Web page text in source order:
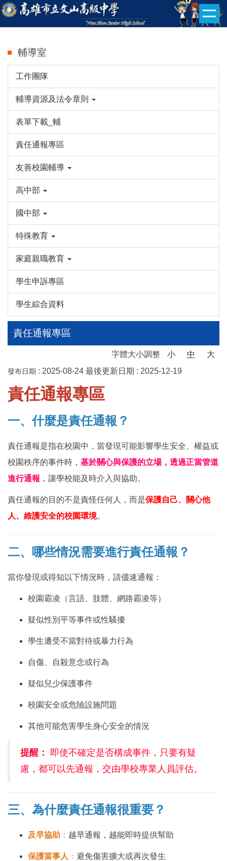
跳
到
內
輔導室
工作團隊
輔導資源及法令章則
表單下載_輔
責任通報專區
友善校園輔導
高中部
國中部
特殊教育
家庭親職教育
學生申訴專區
學生綜合資料
責任通報專區
字體大小調整 小 中 大
發布日期 : 2025-08-24 最後更新日期 : 2025-12-19
責任通報專區
一、什麼是責任通報？
責任通報是指在校園中，當發現可能影響學生安全、權益或
校園秩序的事件時， 基於關心與保護的立場，透過正當管道
進行通報 ，讓學校能及時介入與協助。
責任通報的目的不是責怪任何人，而是保護自己、關心他
人、維護安全的校園環境。
二、哪些情況需要進行責任通報？
當你發現或得知以下情況時，請儘速通報：
校園霸凌（言語、肢體、網路霸凌等）
疑似性別平等事件或性騷擾
學生遭受不當對待或暴力行為
自傷、自殺意念或行為
疑似兒少保護事件
校園安全或危險設施問題
其他可能危害學生身心安全的情況
提醒：
即使不確定是否構成事件，只要有疑
慮，都可以先通報，交由學校專業人員評估。
三、為什麼責任通報很重要？
及早協助 ： 越早通報，越能即時提供幫助
保護當事人 ： 避免傷害擴大或再次發生